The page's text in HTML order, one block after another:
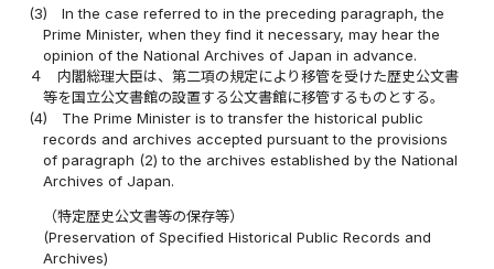
(3)
In the case referred to in the preceding paragraph, the
Prime Minister, when they find it necessary, may hear the
opinion of the National Archives of Japan in advance.
４
内閣総理大臣は、第二項の規定により移管を受けた歴史公文書
等を国立公文書館の設置する公文書館に移管するものとする。
(4)
The Prime Minister is to transfer the historical public
records and archives accepted pursuant to the provisions
of paragraph (2) to the archives established by the National
Archives of Japan.
（特定歴史公文書等の保存等）
(Preservation of Specified Historical Public Records and
Archives)